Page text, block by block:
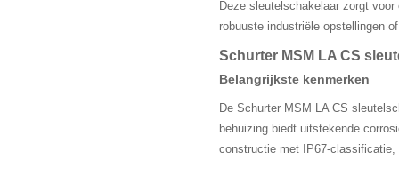
Deze sleutelschakelaar zorgt
robuuste industriële opstellingen
Schurter MSM LA CS
Belangrijkste kenmerken
De Schurter MSM LA CS
behuizing biedt uitstekende
constructie met IP67-classificatie,